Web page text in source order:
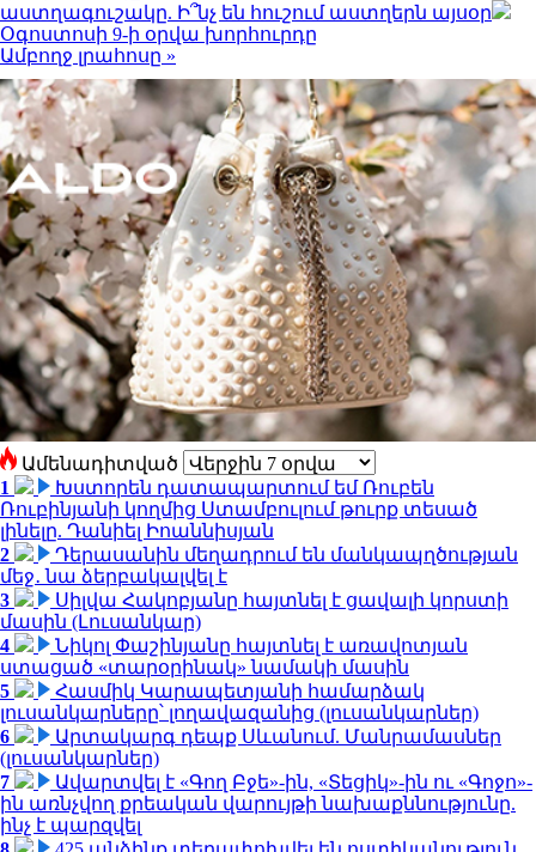
աստղագուշակը. Ի՞նչ են հուշում աստղերն այսօր
Օգոստոսի 9-ի օրվա խորհուրդը
Ամբողջ լրահոսը »
Ամենադիտված
1
Խստորեն դատապարտում եմ Ռուբեն
Ռուբինյանի կողմից Ստամբուլում թուրք տեսած
լինելը. Դանիել Իոաննիսյան
2
Դերասանին մեղադրում են մանկապղծության
մեջ․ նա ձերբակալվել է
3
Սիլվա Հակոբյանը հայտնել է ցավալի կորստի
մասին (Լուսանկար)
4
Նիկոլ Փաշինյանը հայտնել է առավոտյան
ստացած «տարօրինակ» նամակի մասին
5
Հասմիկ Կարապետյանի համարձակ
լուսանկարները՝ լողավազանից (լուսանկարներ)
6
Արտակարգ դեպք Սևանում. Մանրամասներ
(լուսանկարներ)
7
Ավարտվել է «Գող Բջե»-ին, «Տեցիկ»-ին ու «Գոջո»-
ին առնչվող քրեական վարույթի նախաքննությունը.
ինչ է պարզվել